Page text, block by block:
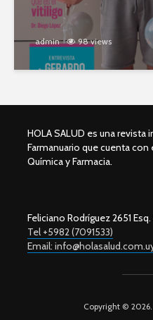
admin 98 views
HOLA SALUD es una
Farmanuario que cuenta
Química y Farmacia.
Feliciano Rodríguez 2651
Tel +5982 (7091533)
Email:
Copyright ©